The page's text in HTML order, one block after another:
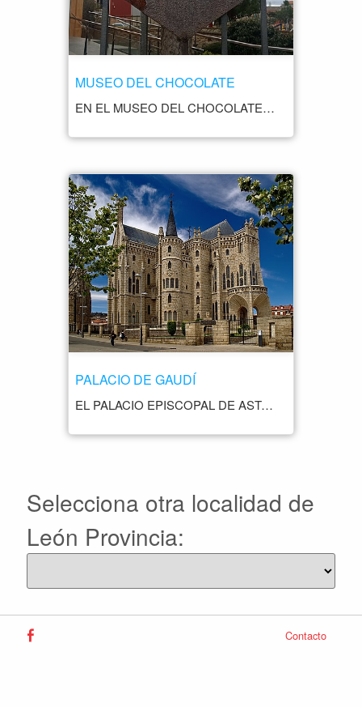
MUSEO DEL CHOCOLATE
EN EL MUSEO DEL CHOCOLATE, LOS VISITANTES TIENEN LA OPORTUNIDAD DE SUMERGIRSE EN EL MUNDO DEL CHOCOLATE, DESDE SUS ORÍGENES EN AMÉRICA CENTRAL HASTA SU LLEGADA A EUROPA Y SU EVOLUCIÓN A LO LARGO DE LOS SIGLOS. A TRAVÉS DE EXPOSICIONES INTERACTIVAS Y EDUCATIVAS, SE EXPLORA LA HISTORIA, LA PRODUCCIÓN Y EL CONSUMO DEL CHOCOLATE, ASÍ COMO SU IMPORTANCIA CULTURAL Y ECONÓMICA EN DIFERENTES ÉPOCAS Y CULTURAS. UNA DE LAS ATRACCIONES PRINCIPALES DEL MUSEO ES LA DEMOSTRACIÓN EN VIVO DE LA FABRICACIÓN DEL CHOCOLATE. LOS VISITANTES PUEDEN OBSERVAR CÓMO SE ELABORA EL CHOCOLATE DE MANERA ARTESANAL, DESDE LA SELECCIÓN DE LOS GRANOS DE CACAO HASTA EL PROCESO DE TOSTADO, MOLIENDA, CONCHADO Y TEMPLADO. ADEMÁS, TIENEN LA OPORTUNIDAD DE DEGUSTAR DIFERENTES TIPOS DE CHOCOLATE Y APRENDER A APRECIAR SUS AROMAS, SABORES Y TEXTURAS. EL MUSEO DEL CHOCOLATE TAMBIÉN CUENTA CON UNA TIENDA DONDE LOS VISITANTES PUEDEN ADQUIRIR UNA AMPLIA VARIEDAD DE PRODUCTOS RELACIONADOS CON EL CHOCOLATE, COMO TABLETAS DE CHOCOLATE, BOMBONES, TRUFAS, CACAO EN POLVO Y OTROS DULCES Y REGALOS GOURMET. ES EL LUGAR PERFECTO PARA COMPRAR RECUERDOS DELICIOSOS Y REGALOS PARA LOS AMANTES DEL CHOCOLATE.
PALACIO DE GAUDÍ
EL PALACIO EPISCOPAL DE ASTORGA, TAMBIÉN CONOCIDO COMO PALACIO DE GAUDÍ, ES UNA DE LAS JOYAS ARQUITECTÓNICAS MÁS DESTACADAS DE LA CIUDAD DE ASTORGA. ESTE IMPRESIONANTE EDIFICIO MODERNISTA FUE DISEÑADO POR EL CÉLEBRE ARQUITECTO ANTONI GAUDÍ, UNO DE LOS MÁXIMOS EXPONENTES DEL MODERNISMO CATALÁN. EL PALACIO EPISCOPAL FUE CONSTRUIDO ENTRE LOS AÑOS 1889 Y 1915, Y SU DISEÑO REPRESENTA UNA MEZCLA ÚNICA DE ESTILOS ARQUITECTÓNICOS. GAUDÍ FUE ENCARGADO DE ESTE PROYECTO POR EL OBISPO JOAN BAPTISTA GRAU I VALLESPINÓS, QUIEN QUERÍA QUE EL PALACIO REFLEJARA LA IMPORTANCIA DE ASTORGA COMO SEDE EPISCOPAL Y CENTRO RELIGIOSO. AL VISITAR EL PALACIO DE GAUDÍ, LOS VISITANTES QUEDAN IMPRESIONADOS POR SU FACHADA DE PIEDRA CON FORMAS ORGÁNICAS Y ORNAMENTACIÓN COLORIDA, CARACTERÍSTICAS DEL ESTILO MODERNISTA. LAS FORMAS CURVAS, LAS VENTANAS CON FORMAS DE OJOS Y LOS DETALLES ORNAMENTALES DAN AL EDIFICIO UN ASPECTO ÚNICO Y MÁGICO. EN EL INTERIOR, EL PALACIO ALBERGA EL MUSEO DE LOS CAMINOS, QUE NARRA LA HISTORIA DE LOS PEREGRINOS DEL CAMINO DE SANTIAGO Y SU PASO POR ASTORGA. EL MUSEO OFRECE UNA COLECCIÓN VARIADA DE ARTE SACRO, OBJETOS HISTÓRICOS Y EXPOSICIONES RELACIONADAS CON LA HISTORIA DE LA CIUDAD Y SU IMPORTANCIA EN LAS RUTAS DE PEREGRINACIÓN.
Selecciona otra localidad de
León Provincia:
Contacto